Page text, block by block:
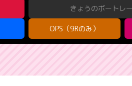
きょうのボートレ
OPS（9Rのみ）